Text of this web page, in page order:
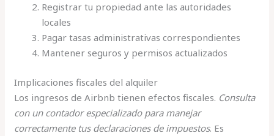
Registrar tu propiedad ante las autoridades
locales
Pagar tasas administrativas correspondientes
Mantener seguros y permisos actualizados
Implicaciones fiscales del alquiler
Los ingresos de Airbnb tienen efectos fiscales. Consulta
con un contador especializado para manejar
correctamente tus declaraciones de impuestos. Es